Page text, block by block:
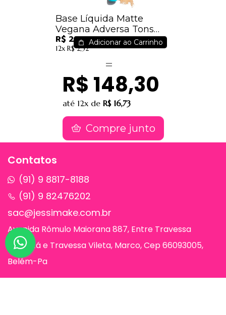
Base Líquida Matte
Vegana Adversa Tons
Médios Claros - AD103 -
Cor 300
R$ 22,30
12x R$ 2,52
Adicionar ao Carrinho
R$ 148,30
até 12x de R$ 16,73
Compre junto
Contatos
(91) 9 8817-8188
(91) 9 82476202
sac@jessimake.com.br
Avenida Rômulo Maiorana 887, Entre Travessa
Humaitá e Travessa Vileta, Marco, Cep 66093005,
Belém-Pa